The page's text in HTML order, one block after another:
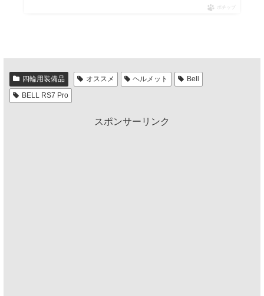
ポチップ
四輪用装備品 オススメ ヘルメット
Bell
BELL RS7 Pro
スポンサーリンク